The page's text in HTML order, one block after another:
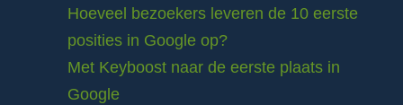
Hoeveel bezoekers leveren de 10 eerste
posities in Google op?
Met Keyboost naar de eerste plaats in
Google